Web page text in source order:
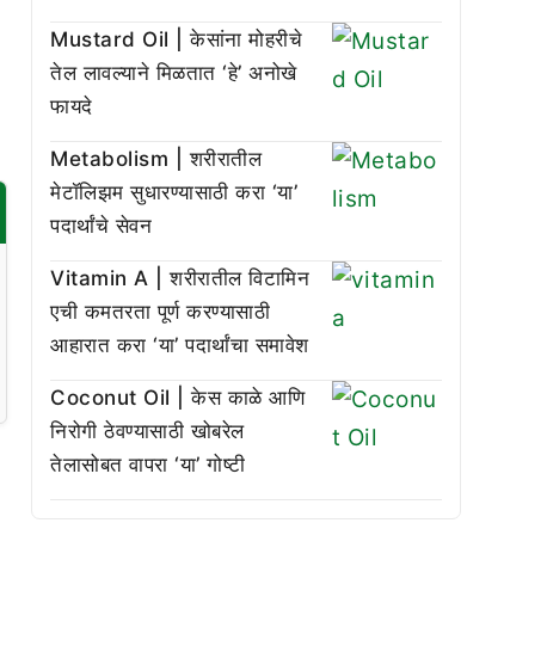
Mustard Oil | केसांना मोहरीचे
तेल लावल्याने मिळतात ‘हे’ अनोखे
फायदे
Metabolism | शरीरातील
मेटॉलिझम सुधारण्यासाठी करा ‘या’
पदार्थांचे सेवन
Vitamin A | शरीरातील विटामिन
एची कमतरता पूर्ण करण्यासाठी
आहारात करा ‘या’ पदार्थांचा समावेश
Coconut Oil | केस काळे आणि
निरोगी ठेवण्यासाठी खोबरेल
तेलासोबत वापरा ‘या’ गोष्टी